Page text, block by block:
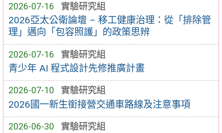
2026-07-16 實驗研究組
2026亞太公衛論壇 – 移工健康治理：從「排除管
理」邁向「包容照護」的政策思辨
2026-07-16 實驗研究組
青少年 AI 程式設計先修推廣計畫
2026-07-10 實驗研究組
2026國一新生銜接營交通車路線及注意事項
2026-06-30 實驗研究組